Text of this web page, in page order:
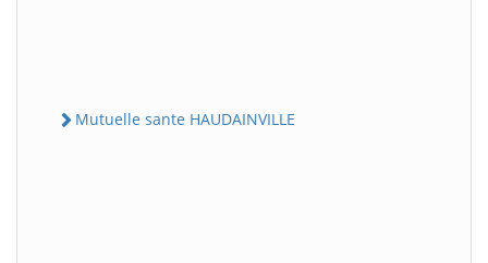
Mutuelle sante HAUDAINVILLE